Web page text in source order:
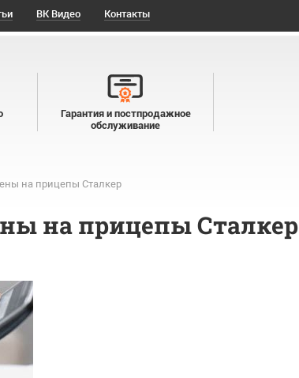
ВК Видео Контакты
Гарантия и постпродажное
обслуживание
на прицепы Сталкер
на прицепы Сталкер